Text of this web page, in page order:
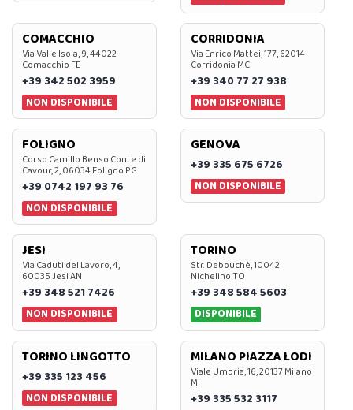
COMACCHIO
Via Valle Isola, 9, 44022
Comacchio FE
+39 342 502 3959
NON DISPONIBILE
CORRIDONIA
Via Enrico Mattei, 177, 62014
Corridonia MC
+39 340 77 27 938
NON DISPONIBILE
FOLIGNO
Corso Camillo Benso Conte di
Cavour, 2, 06034 Foligno PG
+39 0742 197 93 76
NON DISPONIBILE
GENOVA
+39 335 675 6726
NON DISPONIBILE
JESI
Via Caduti del Lavoro, 4,
60035 Jesi AN
+39 348 521 7426
NON DISPONIBILE
TORINO
Str. Debouchè, 10042
Nichelino TO
+39 348 584 5603
DISPONIBILE
TORINO LINGOTTO
+39 335 123 456
NON DISPONIBILE
MILANO PIAZZA LODI
Viale Umbria, 16, 20137 Milano
MI
+39 335 532 3117